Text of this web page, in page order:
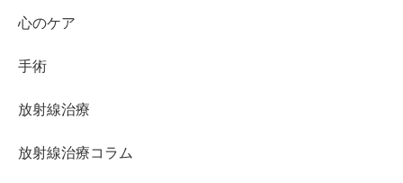
心のケア
手術
放射線治療
放射線治療コラム